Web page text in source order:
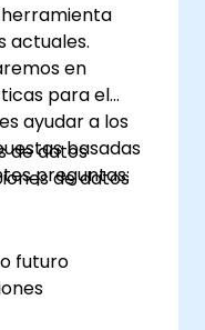
herramienta
actuales.
en
para el
ayudar a los
basadas
preguntas:
de datos
de datos
futuro